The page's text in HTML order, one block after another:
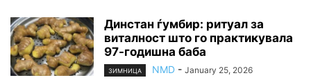
Динстан ѓумбир: ритуал за
виталност што го практикувала
97-годишна баба
ЗИМНИЦА NMD - January 25, 2026